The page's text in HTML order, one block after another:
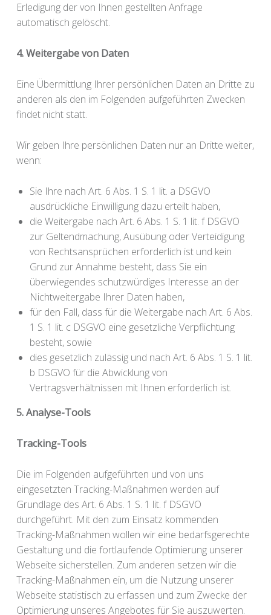
Erledigung der von Ihnen gestellten Anfrage
automatisch gelöscht.
4. Weitergabe von Daten
Eine Übermittlung Ihrer persönlichen Daten an Dritte zu
anderen als den im Folgenden aufgeführten Zwecken
findet nicht statt.
Wir geben Ihre persönlichen Daten nur an Dritte weiter,
wenn:
Sie Ihre nach Art. 6 Abs. 1 S. 1 lit. a DSGVO
ausdrückliche Einwilligung dazu erteilt haben,
die Weitergabe nach Art. 6 Abs. 1 S. 1 lit. f DSGVO
zur Geltendmachung, Ausübung oder Verteidigung
von Rechtsansprüchen erforderlich ist und kein
Grund zur Annahme besteht, dass Sie ein
überwiegendes schutzwürdiges Interesse an der
Nichtweitergabe Ihrer Daten haben,
für den Fall, dass für die Weitergabe nach Art. 6 Abs.
1 S. 1 lit. c DSGVO eine gesetzliche Verpflichtung
besteht, sowie
dies gesetzlich zulässig und nach Art. 6 Abs. 1 S. 1 lit.
b DSGVO für die Abwicklung von
Vertragsverhältnissen mit Ihnen erforderlich ist.
5. Analyse-Tools
Tracking-Tools
Die im Folgenden aufgeführten und von uns
eingesetzten Tracking-Maßnahmen werden auf
Grundlage des Art. 6 Abs. 1 S. 1 lit. f DSGVO
durchgeführt. Mit den zum Einsatz kommenden
Tracking-Maßnahmen wollen wir eine bedarfsgerechte
Gestaltung und die fortlaufende Optimierung unserer
Webseite sicherstellen. Zum anderen setzen wir die
Tracking-Maßnahmen ein, um die Nutzung unserer
Webseite statistisch zu erfassen und zum Zwecke der
Optimierung unseres Angebotes für Sie auszuwerten.